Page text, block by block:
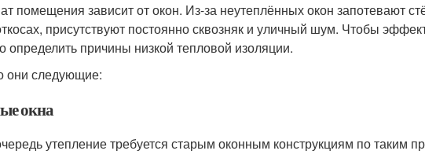
помещения зависит от окон. Из-за неутеплённых окон запотевают
присутствуют постоянно сквозняк и уличный шум. Чтобы
определить причины низкой тепловой изоляции.
они следующие:
окна
утепление требуется старым оконным конструкциям по таким